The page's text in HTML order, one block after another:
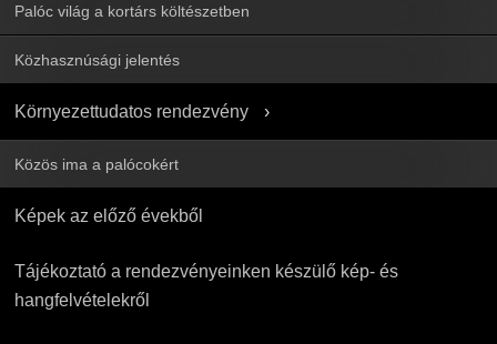
Palóc világ a kortárs költészetben
Közhasznúsági jelentés
Környezettudatos rendezvény
Közös ima a palócokért
Képek az előző évekből
Tájékoztató a rendezvényeinken készülő kép- és
hangfelvételekről